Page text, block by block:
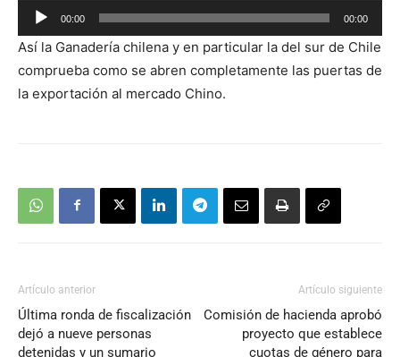
Reproductor
de
audio
00:00 00:00
Así la Ganadería chilena y en particular la del sur de Chile
comprueba como se abren completamente las puertas de
la exportación al mercado Chino.
Artículo anterior
Última ronda de fiscalización
dejó a nueve personas
detenidas y un sumario
Artículo siguiente
Comisión de hacienda aprobó
proyecto que establece
cuotas de género para